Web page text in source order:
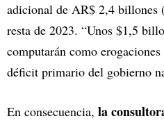
adicional de AR$ 2,4 billones
resta de 2023. “Unos $1,5
computarán como
déficit primario del gobierno
En consecuencia, la